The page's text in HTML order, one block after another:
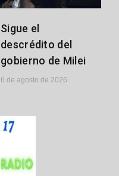
Sigue el
descrédito del
gobierno de Milei
6 de agosto de 2026